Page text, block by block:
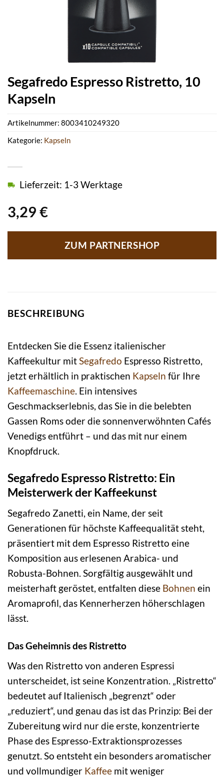
Segafredo Espresso Ristretto, 10
Kapseln
3,29 €
Lieferzeit: 1-3 Werktage
ZUM PARTNERSHOP
Artikelnummer: 8003410249320
Kategorie: Kapseln
BESCHREIBUNG
Entdecken Sie die Essenz italienischer
Kaffeekultur mit Segafredo Espresso Ristretto,
jetzt erhältlich in praktischen Kapseln für Ihre
Kaffeemaschine . Ein intensives
Geschmackserlebnis, das Sie in die belebten
Gassen Roms oder die sonnenverwöhnten Cafés
Venedigs entführt – und das mit nur einem
Knopfdruck.
Segafredo Espresso Ristretto: Ein
Meisterwerk der Kaffeekunst
Segafredo Zanetti, ein Name, der seit
Generationen für höchste Kaffeequalität steht,
präsentiert mit dem Espresso Ristretto eine
Komposition aus erlesenen Arabica- und
Robusta-Bohnen. Sorgfältig ausgewählt und
meisterhaft geröstet, entfalten diese Bohnen ein
Aromaprofil, das Kennerherzen höherschlagen
lässt.
Das Geheimnis des Ristretto
Was den Ristretto von anderen Espressi
unterscheidet, ist seine Konzentration. „Ristretto“
bedeutet auf Italienisch „begrenzt“ oder
„reduziert“, und genau das ist das Prinzip: Bei der
Zubereitung wird nur die erste, konzentrierte
Phase des Espresso-Extraktionsprozesses
genutzt. So entsteht ein besonders aromatischer
und vollmundiger Kaffee mit weniger